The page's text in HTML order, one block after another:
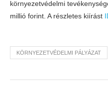
környezetvédelmi
millió forint. A részletes kiírást
KÖRNYEZETVÉDELMI PÁLYÁZAT